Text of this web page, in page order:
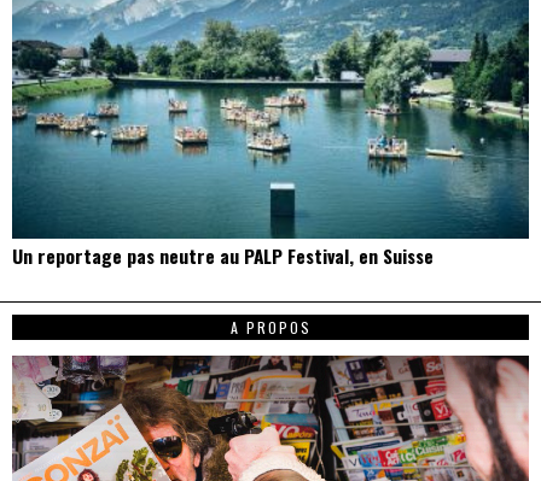
Un reportage pas neutre au PALP Festival, en Suisse
A PROPOS